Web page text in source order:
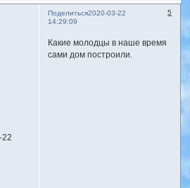
Поделиться 5
2020-03-22
14:29:09
22
Какие молодцы в наше время
сами дом построили.